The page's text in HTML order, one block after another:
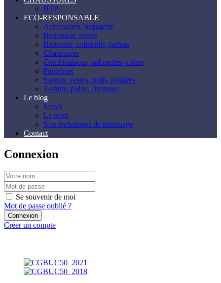
BTP
ECO-RESPONSABLE
Accessoires, bagagerie
Bermudas, shorts
Blousons, softshells, parkas
Chaussures
Combinaisons, salopettes, cottes
Pantalons
Sweats, vestes, pulls, polaires
T-shirts, polos, chemises
Le blog
News
La team
Nos techniques de marquage
Contact
Connexion
Se souvenir de moi
Mot de passe oublié ?
Créer un compte